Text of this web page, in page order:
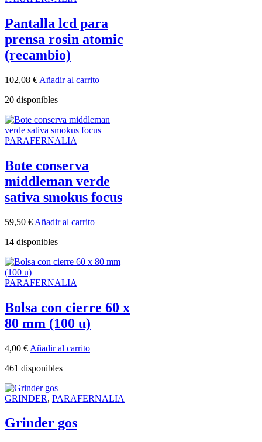
Pantalla lcd para
prensa rosin atomic
(recambio)
102,08 € Añadir al carrito
20 disponibles
PARAFERNALIA
Bote conserva
middleman verde
sativa smokus focus
59,50 € Añadir al carrito
14 disponibles
PARAFERNALIA
Bolsa con cierre 60 x
80 mm (100 u)
4,00 € Añadir al carrito
461 disponibles
GRINDER, PARAFERNALIA
Grinder gos